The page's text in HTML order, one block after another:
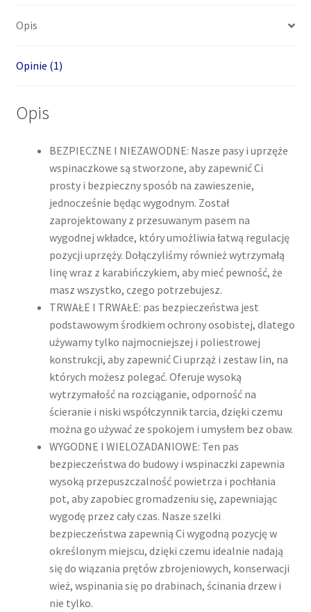
smycz
Opis
Opinie (1)
Opis
BEZPIECZNE I NIEZAWODNE: Nasze pasy i uprzęże
wspinaczkowe są stworzone, aby zapewnić Ci
prosty i bezpieczny sposób na zawieszenie,
jednocześnie będąc wygodnym. Został
zaprojektowany z przesuwanym pasem na
wygodnej wkładce, który umożliwia łatwą regulację
pozycji uprzęży. Dołączyliśmy również wytrzymałą
linę wraz z karabińczykiem, aby mieć pewność, że
masz wszystko, czego potrzebujesz.
TRWAŁE I TRWAŁE: pas bezpieczeństwa jest
podstawowym środkiem ochrony osobistej, dlatego
używamy tylko najmocniejszej i poliestrowej
konstrukcji, aby zapewnić Ci uprząż i zestaw lin, na
których możesz polegać. Oferuje wysoką
wytrzymałość na rozciąganie, odporność na
ścieranie i niski współczynnik tarcia, dzięki czemu
można go używać ze spokojem i umysłem bez obaw.
WYGODNE I WIELOZADANIOWE: Ten pas
bezpieczeństwa do budowy i wspinaczki zapewnia
wysoką przepuszczalność powietrza i pochłania
pot, aby zapobiec gromadzeniu się, zapewniając
wygodę przez cały czas. Nasze szelki
bezpieczeństwa zapewnią Ci wygodną pozycję w
określonym miejscu, dzięki czemu idealnie nadają
się do wiązania prętów zbrojeniowych, konserwacji
wież, wspinania się po drabinach, ścinania drzew i
nie tylko.